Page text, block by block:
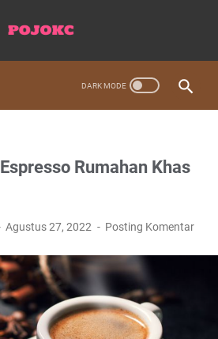
Rumahan Khas
Agustus 27, 2022 Posting Komentar